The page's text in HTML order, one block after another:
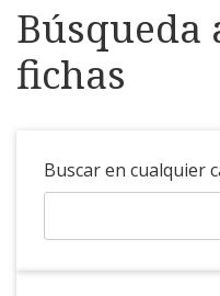
Búsqueda
fichas
Buscar en cualquier